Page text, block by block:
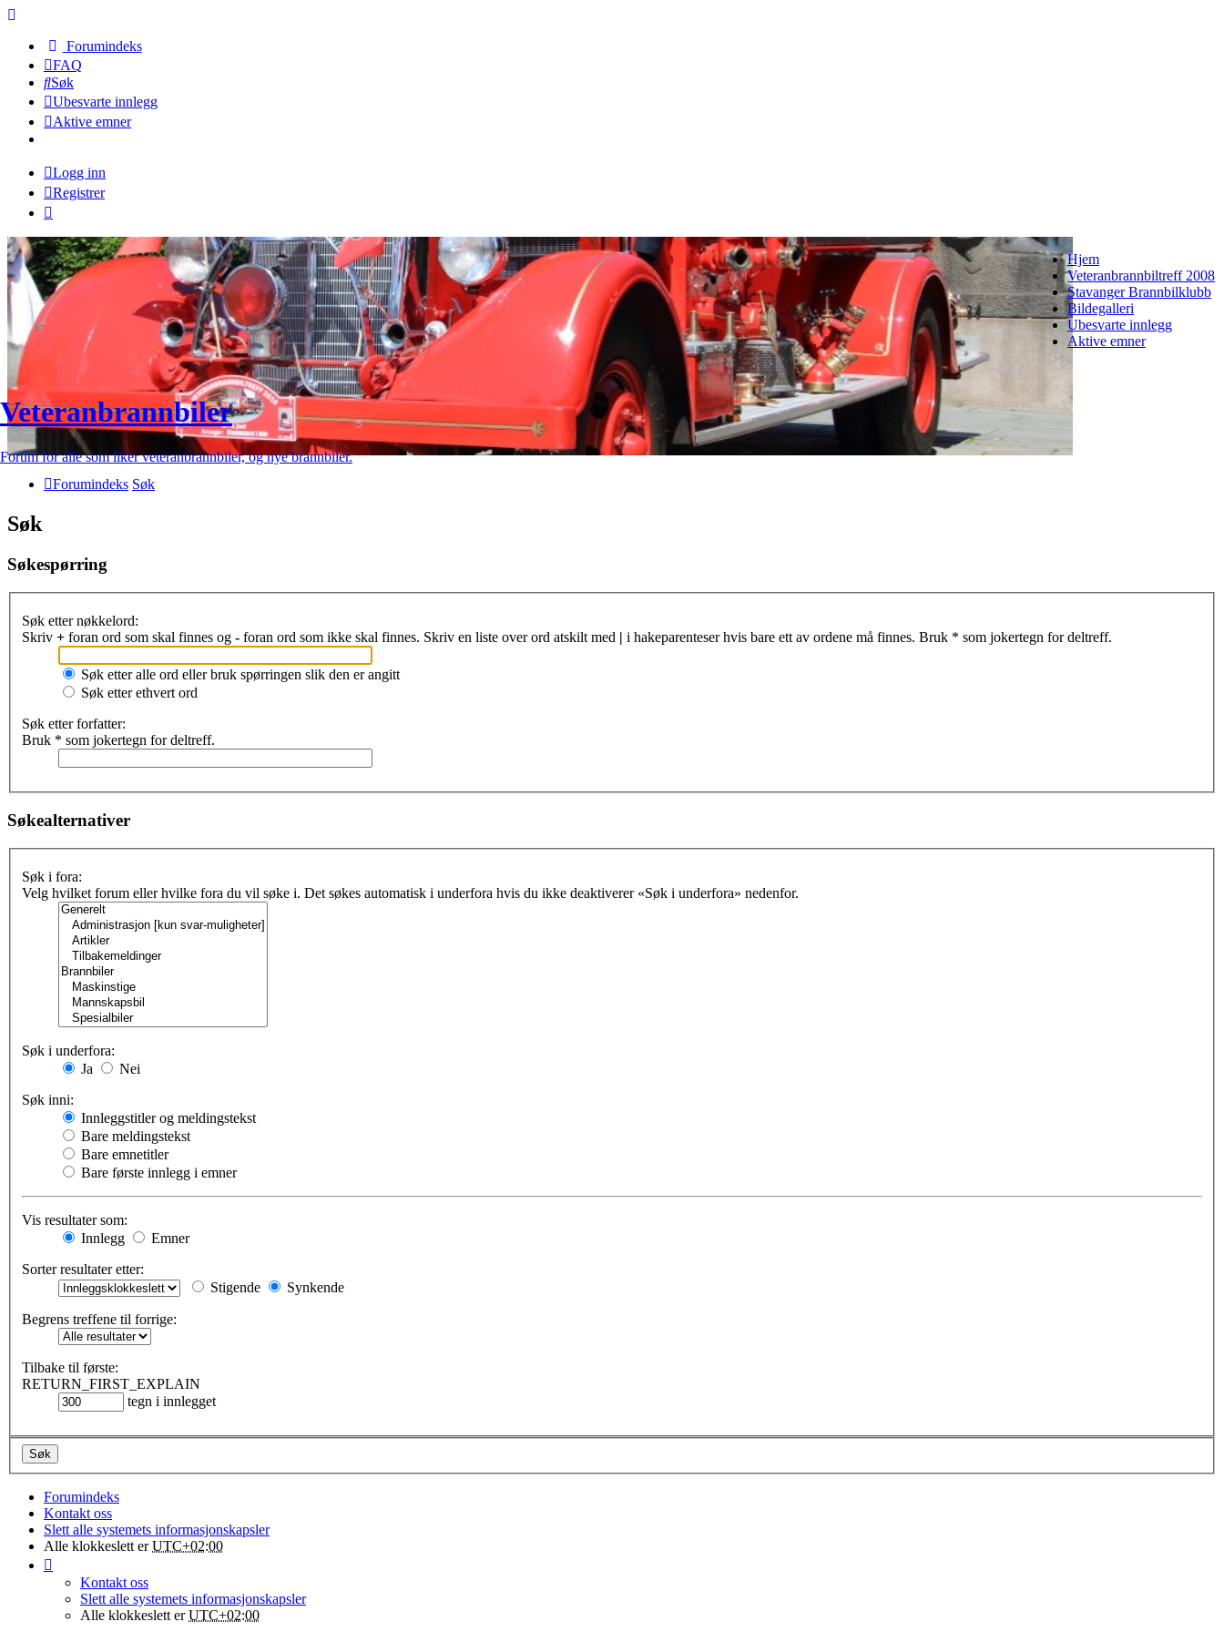
Forumindeks
FAQ
Søk
Ubesvarte innlegg
Aktive emner
Logg inn
Registrer
Hjem
Veteranbrannbiltreff 2008
Stavanger Brannbilklubb
Bildegalleri
Ubesvarte innlegg
Aktive emner
Veteranbrannbiler
Forum for alle som liker veteranbrannbiler, og nye brannbiler.
Forumindeks Søk
Søk
Søkespørring
Søk etter nøkkelord:
Skriv + foran ord som skal finnes og - foran ord som ikke skal finnes. Skriv en liste over ord atskilt med | i hakeparenteser hvis bare ett av ordene må finnes. Bruk * som jokertegn for deltreff.
Søk etter alle ord eller bruk spørringen slik den er angitt
Søk etter ethvert ord
Søk etter forfatter:
Bruk * som jokertegn for deltreff.
Søkealternativer
Søk i fora:
Velg hvilket forum eller hvilke fora du vil søke i. Det søkes automatisk i underfora hvis du ikke deaktiverer «Søk i underfora» nedenfor.
Søk i underfora:
Ja
Nei
Søk inni:
Innleggstitler og meldingstekst
Bare meldingstekst
Bare emnetitler
Bare første innlegg i emner
Vis resultater som:
Innlegg
Emner
Sorter resultater etter:
Stigende
Synkende
Begrens treffene til forrige:
Tilbake til første:
RETURN_FIRST_EXPLAIN
tegn i innlegget
Forumindeks
Kontakt oss
Slett alle systemets informasjonskapsler
Alle klokkeslett erUTC+02:00
Kontakt oss
Slett alle systemets informasjonskapsler
Alle klokkeslett erUTC+02:00